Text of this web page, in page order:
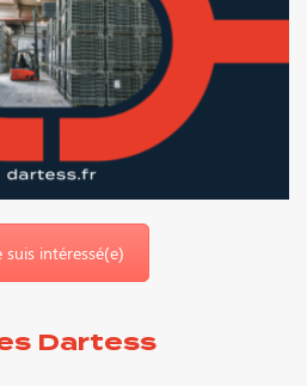
suis intéressé(e)
Dartess